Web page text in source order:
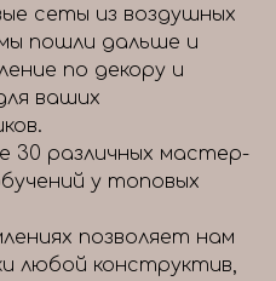
сеты из воздушных
пошли дальше и
по декору и
ваших
30 различных мастер-
у топовых
позволяет нам
любой конструктив,